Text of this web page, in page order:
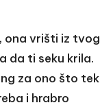
ona vrišti iz tvog
da ti seku krila.
za ono što tek
i hrabro